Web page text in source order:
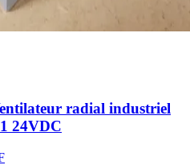
radial industriel
24VDC